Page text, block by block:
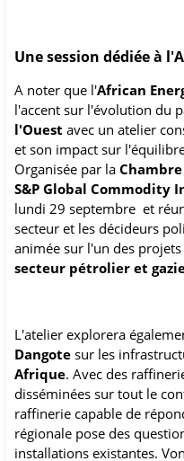
Une session dédiée à
A noter que l'African
l'accent sur l'évolution du
l'Ouest avec un atelier
et son impact sur
Organisée par la
S&P Global Commodity
lundi 29 septembre et
secteur et les décideurs
animée sur l'un des
secteur pétrolier et
L'atelier explorera
Dangote sur les
Afrique. Avec des
disséminées sur tout le
raffinerie capable de
régionale pose des
installations existantes.